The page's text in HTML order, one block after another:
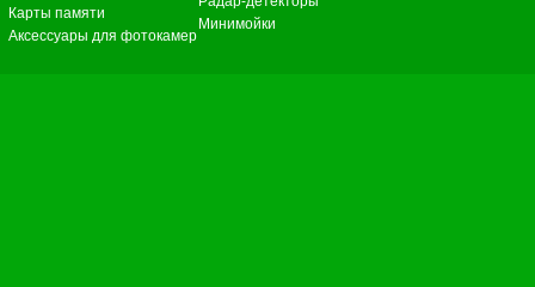
Карты памяти
Аксессуары для фотокамер
Минимойки